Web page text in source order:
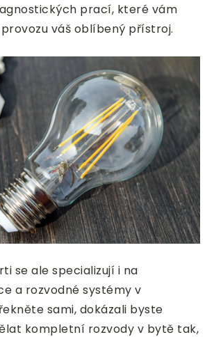
prací, které vám
váš oblíbený přístroj.
se ale specializují i na
a rozvodné systémy v
sami, dokázali byste
kompletní rozvody v bytě tak,